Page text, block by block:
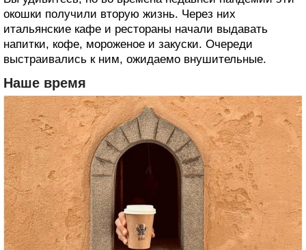
окошки получили вторую жизнь. Через них
итальянские кафе и рестораны начали выдавать
напитки, кофе, мороженое и закуски. Очереди
выстраивались к ним, ожидаемо внушительные.
Наше время